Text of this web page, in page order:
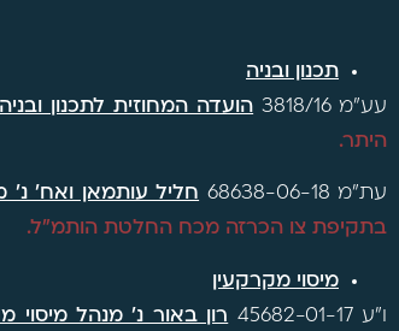
תכנון ובניה
עע"מ 3818/16
הועדה המחוזית לתכנון
היתר.
עת"מ 68638-06-18 חליל עותמאן ואח' נ'
בתקיפת צו הכרזה מכח החלטת הותמ"ל.
מיסוי מקרקעין
ו"ע 45682-01-17
רון באור נ' מנהל מיסוי